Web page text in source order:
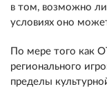
в том, возможно ли
условиях оно
По мере того как
регионального
пределы